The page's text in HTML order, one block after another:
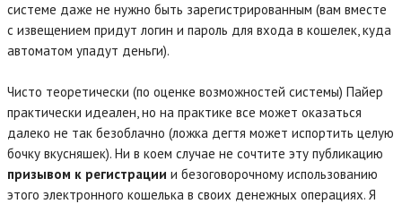
системе даже не нужно быть зарегистрированным (вам вместе
с извещением придут логин и пароль для входа в кошелек, куда
автоматом упадут деньги).
Чисто теоретически (по оценке возможностей системы) Пайер
практически идеален, но на практике все может оказаться
далеко не так безоблачно (ложка дегтя может испортить целую
бочку вкусняшек). Ни в коем случае не сочтите эту публикацию
призывом к регистрации и безоговорочному использованию
этого электронного кошелька в своих денежных операциях. Я